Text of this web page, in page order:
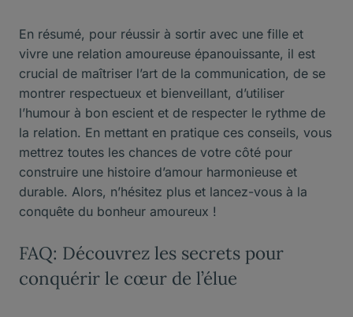
En résumé, pour réussir à sortir avec une fille et
vivre une relation amoureuse épanouissante, il est
crucial de maîtriser l’art de la communication, de se
montrer respectueux et bienveillant, d’utiliser
l’humour à bon escient et de respecter le rythme de
la relation. En mettant en pratique ces conseils, vous
mettrez toutes les chances de votre côté pour
construire une histoire d’amour harmonieuse et
durable. Alors, n’hésitez plus et lancez-vous à la
conquête du bonheur amoureux !
FAQ: Découvrez les secrets pour
conquérir le cœur de l’élue